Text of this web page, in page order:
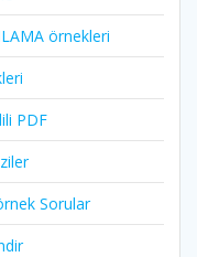
örnekleri
PDF
Sorular